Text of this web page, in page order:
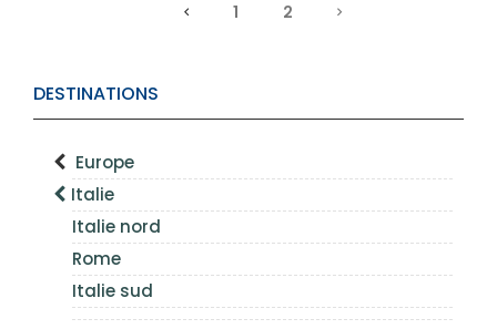
DESTINATIONS
Europe
Italie
Italie nord
Rome
Italie sud
1 2